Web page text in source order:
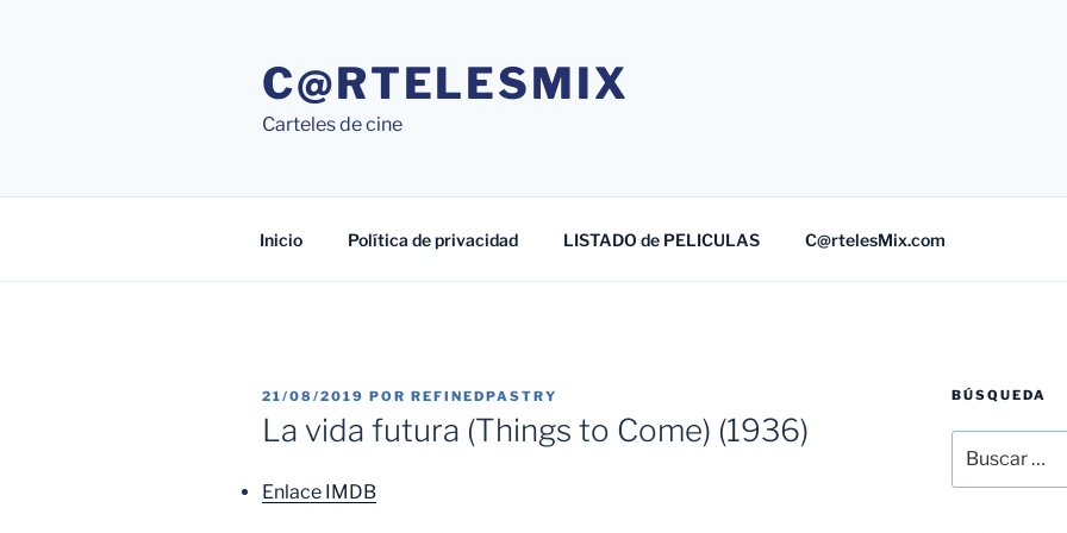
C@RTELESMIX
Carteles de cine
Inicio Política de privacidad LISTADO de PELICULAS C@rtelesMix.com
PUBLICADO
EL
21/08/2019 POR REFINEDPASTRY
La vida futura (Things to Come) (1936)
Enlace IMDB
BÚSQUEDA
por: